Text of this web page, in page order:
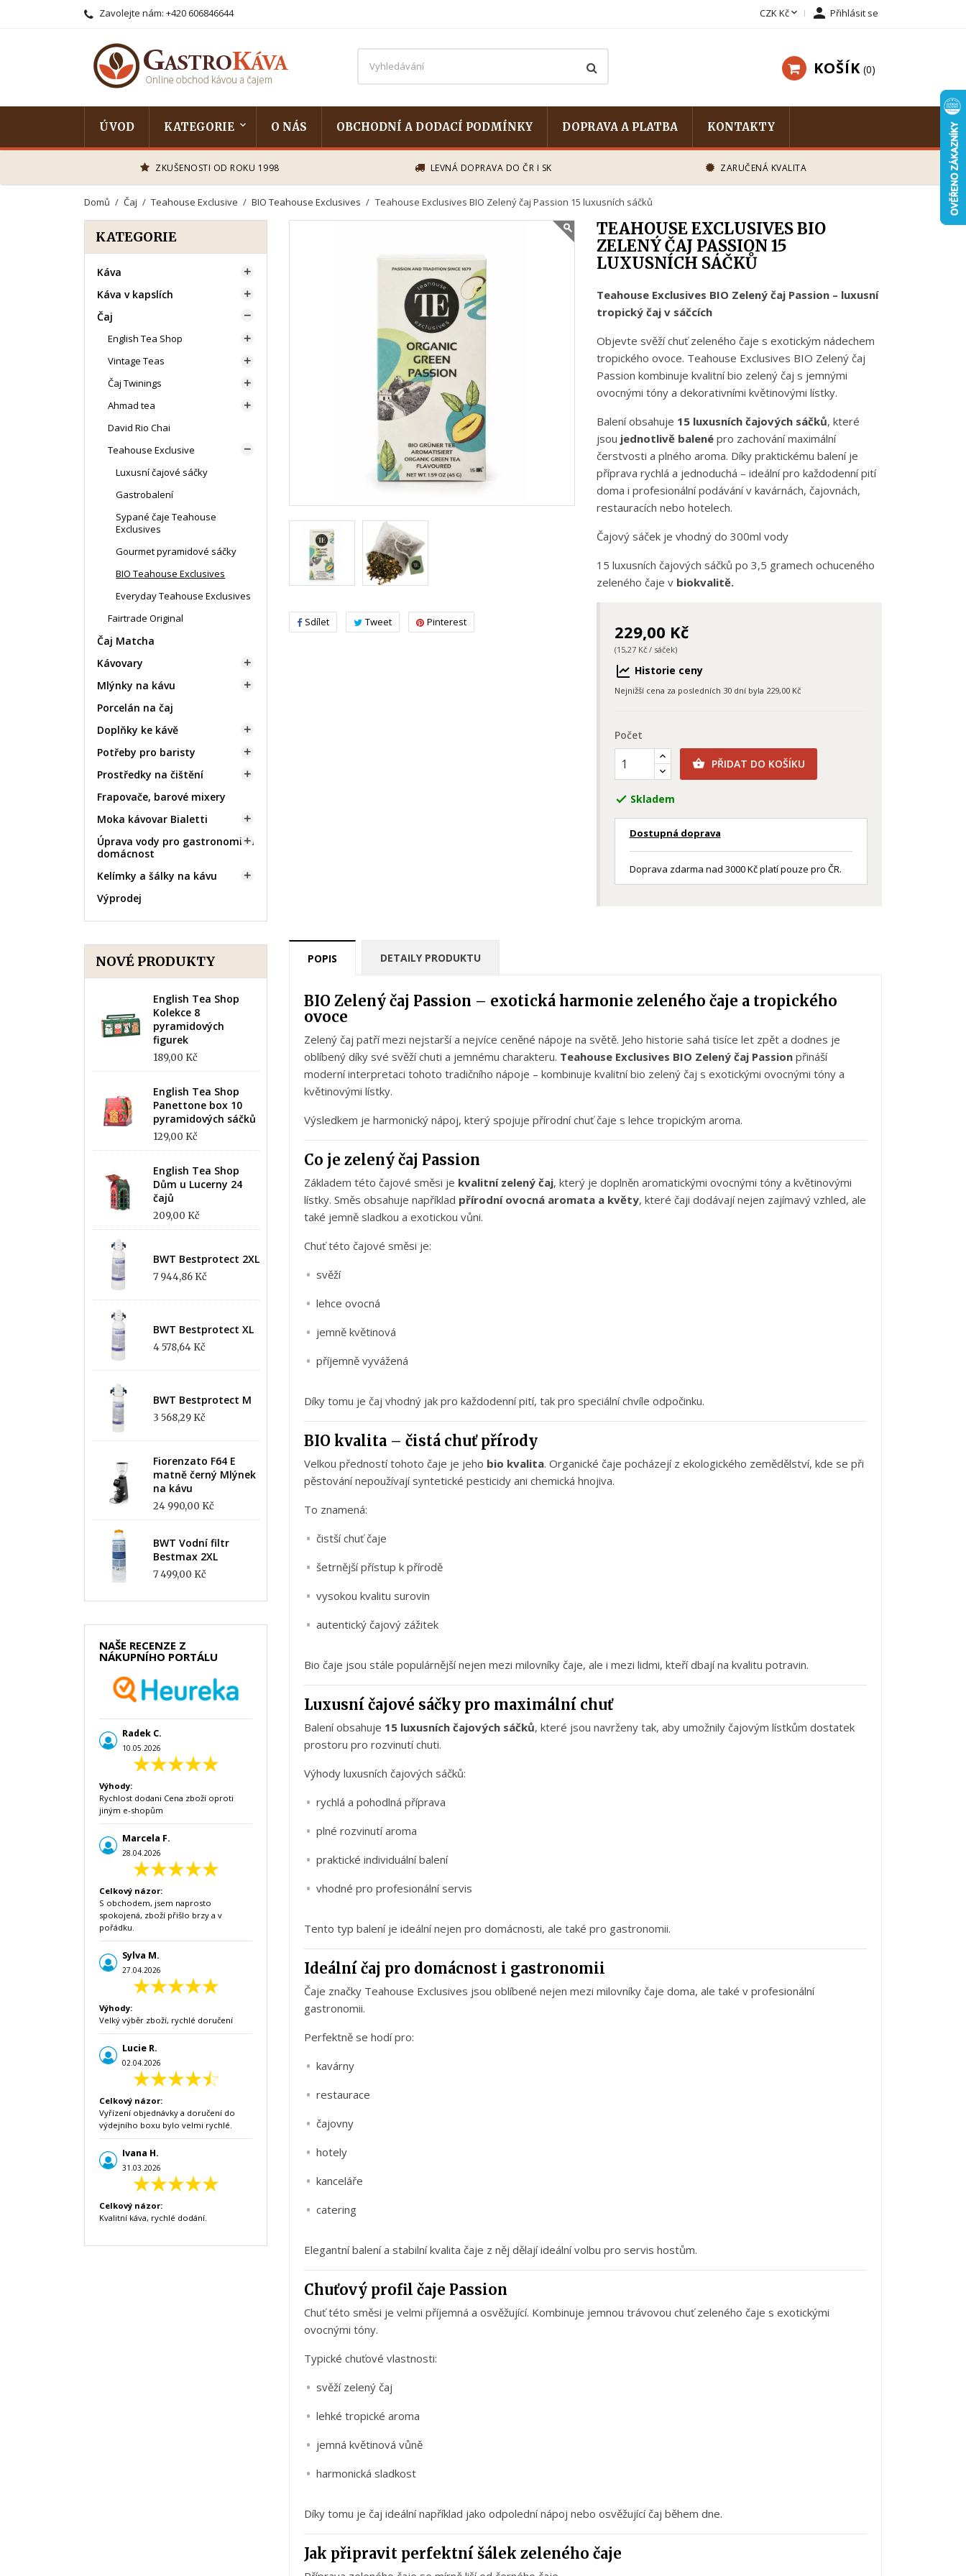
Zavolejte nám: +420 606846644 CZK Kč  Přihlásit se
KOŠÍK 0
ÚVOD KATEGORIE O NÁS OBCHODNÍ A DODACÍ PODMÍNKY DOPRAVA A PLATBA KONTAKTY
ZKUŠENOSTI OD ROKU 1998 LEVNÁ DOPRAVA DO ČR I SK ZARUČENÁ KVALITA
Domů Čaj Teahouse Exclusive BIO Teahouse Exclusives Teahouse Exclusives BIO Zelený čaj Passion 15 luxusních sáčků
KATEGORIE
Káva 
Káva v kapslích 
Čaj 
English Tea Shop 
Vintage Teas 
Čaj Twinings 
Ahmad tea 
David Rio Chai
Teahouse Exclusive

Luxusní čajové sáčky
Gastrobalení
Sypané čaje Teahouse
Exclusives
Gourmet pyramidové sáčky
BIO Teahouse Exclusives
Everyday Teahouse Exclusives
Fairtrade Original
Čaj Matcha
Kávovary

Mlýnky na kávu 
Porcelán na čaj
Doplňky ke kávě

Potřeby pro baristy 
Prostředky na čištění 
Frapovače, barové mixery
Moka kávovar Bialetti

Úprava vody pro gastronomii a
domácnost

Kelímky a šálky na kávu 
Výprodej
NOVÉ PRODUKTY
English Tea Shop
Kolekce 8
pyramidových
figurek
189,00 Kč
English Tea Shop
Panettone box 10
pyramidových sáčků
129,00 Kč
English Tea Shop
Dům u Lucerny 24
čajů
209,00 Kč
BWT Bestprotect 2XL
7 944,86 Kč
BWT Bestprotect XL
4 578,64 Kč
BWT Bestprotect M
3 568,29 Kč
Fiorenzato F64 E
matně černý Mlýnek
na kávu
24 990,00 Kč
BWT Vodní filtr
Bestmax 2XL
7 499,00 Kč
NAŠE RECENZE Z
NÁKUPNÍHO PORTÁLU
Radek C.
10.05.2026
Výhody:
Rychlost dodani Cena zboží oproti
jiným e-shopům
Marcela F.
28.04.2026
Celkový názor:
S obchodem, jsem naprosto
spokojená, zboží přišlo brzy a v
pořádku.
Sylva M.
27.04.2026
Výhody:
Velký výběr zboží, rychlé doručení
Lucie R.
02.04.2026
Celkový názor:
Vyřízení objednávky a doručení do
výdejního boxu bylo velmi rychlé.
Ivana H.
31.03.2026
Celkový názor:
Kvalitní káva, rychlé dodání.
Sdílet Tweet Pinterest
TEAHOUSE EXCLUSIVES BIO
ZELENÝ ČAJ PASSION 15
LUXUSNÍCH SÁČKŮ
Teahouse Exclusives BIO Zelený čaj Passion – luxusní
tropický čaj v sáčcích
Objevte svěžíchuťzeleného čaje s exotickým nádechem
tropického ovoce. Teahouse Exclusives BIO Zelený čaj
Passion kombinuje kvalitníbio zelený čaj s jemnými
ovocnými tóny a dekorativními květinovými lístky.
Baleníobsahuje 15 luxusních čajových sáčků, které
jsou jednotlivě balené pro zachovánímaximální
čerstvosti a plného aroma. Díky praktickému balení je
příprava rychlá a jednoduchá – ideálnípro každodennípití
doma i profesionálnípodávánív kavárnách, čajovnách,
restauracích nebo hotelech.
Čajový sáček je vhodný do 300ml vody
15 luxusních čajových sáčků po 3,5 gramech ochuceného
zeleného čaje v biokvalitě.
229,00 Kč
(15,27 Kč / sáček)
Historie ceny
Nejnižší cena za posledních 30 dní byla 229,00 Kč
Počet
 PŘIDAT DO KOŠÍKU
 Skladem
Dostupná doprava
Doprava zdarma nad 3000 Kč platí pouze pro ČR.
POPIS DETAILY PRODUKTU
BIO Zelený čaj Passion – exotická harmonie zeleného čaje a tropického
ovoce
Zelený čaj patřímezi nejstaršía nejvíce ceněné nápoje na světě. Jeho historie sahá tisíce let zpět a dodnes je
oblíbený díky své svěžíchuti a jemnému charakteru. Teahouse Exclusives BIO Zelený čaj Passion přináší
moderníinterpretaci tohoto tradičního nápoje – kombinuje kvalitníbio zelený čaj s exotickými ovocnými tóny a
květinovými lístky.
Výsledkem je harmonický nápoj, který spojuje přírodníchuťčaje s lehce tropickým aroma.
Co je zelený čaj Passion
Základem této čajové směsi je kvalitní zelený čaj, který je doplněn aromatickými ovocnými tóny a květinovými
lístky. Směs obsahuje například přírodní ovocná aromata a květy, které čaji dodávajínejen zajímavý vzhled, ale
také jemně sladkou a exotickou vůni.
Chuťtéto čajové směsi je:
svěží
lehce ovocná
jemně květinová
příjemně vyvážená
Díky tomu je čaj vhodný jak pro každodennípití, tak pro speciálníchvíle odpočinku.
BIO kvalita – čistá chuť přírody
Velkou přednostítohoto čaje je jeho bio kvalita. Organické čaje pocházejí z ekologického zemědělství, kde se při
pěstovánínepoužívajísyntetické pesticidy ani chemická hnojiva.
To znamená:
čistšíchuťčaje
šetrnějšípřístup k přírodě
vysokou kvalitu surovin
autentický čajový zážitek
Bio čaje jsou stále populárnějšínejen mezi milovníky čaje, ale i mezi lidmi, kteřídbajína kvalitu potravin.
Luxusní čajové sáčky pro maximální chuť
Baleníobsahuje 15 luxusních čajových sáčků, které jsou navrženy tak, aby umožnily čajovým lístkům dostatek
prostoru pro rozvinutíchuti.
Výhody luxusních čajových sáčků:
rychlá a pohodlná příprava
plné rozvinutíaroma
praktické individuálníbalení
vhodné pro profesionálníservis
Tento typ balení je ideálnínejen pro domácnosti, ale také pro gastronomii.
Ideální čaj pro domácnost i gastronomii
Čaje značky Teahouse Exclusives jsou oblíbené nejen mezi milovníky čaje doma, ale také v profesionální
gastronomii.
Perfektně se hodípro:
kavárny
restaurace
čajovny
hotely
kanceláře
catering
Elegantníbalenía stabilníkvalita čaje z něj dělajíideálnívolbu pro servis hostům.
Chuťový profil čaje Passion
Chuťtéto směsi je velmi příjemná a osvěžující. Kombinuje jemnou trávovou chuťzeleného čaje s exotickými
ovocnými tóny.
Typické chuťové vlastnosti:
svěží zelený čaj
lehké tropické aroma
jemná květinová vůně
harmonická sladkost
Díky tomu je čaj ideálnínapříklad jako odpolednínápoj nebo osvěžujícíčaj během dne.
Jak připravit perfektní šálek zeleného čaje